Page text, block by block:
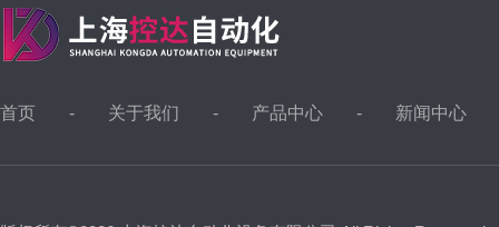
首页 关于我们 产品中心 新闻中心